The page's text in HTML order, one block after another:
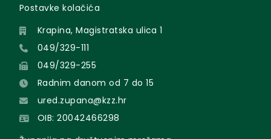
Postavke kolačića
Krapina, Magistratska ulica 1
049/329-111
049/329-255
Radnim danom od 7 do 15
ured.zupana@kzz.hr
OIB: 20042466298